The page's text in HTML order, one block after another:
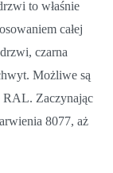
to właśnie
całej
czarna
Możliwe są
RAL. Zaczynając
8077, aż